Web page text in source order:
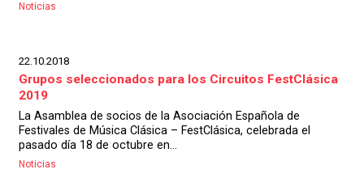
Noticias
22.10.2018
Grupos seleccionados para los Circuitos FestClásica
2019
La Asamblea de socios de la Asociación Española de
Festivales de Música Clásica – FestClásica, celebrada el
pasado día 18 de octubre en...
Noticias